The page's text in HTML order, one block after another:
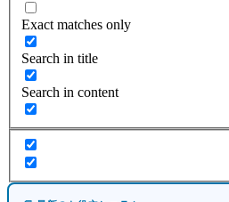
Exact matches only
Search in title
Search in content